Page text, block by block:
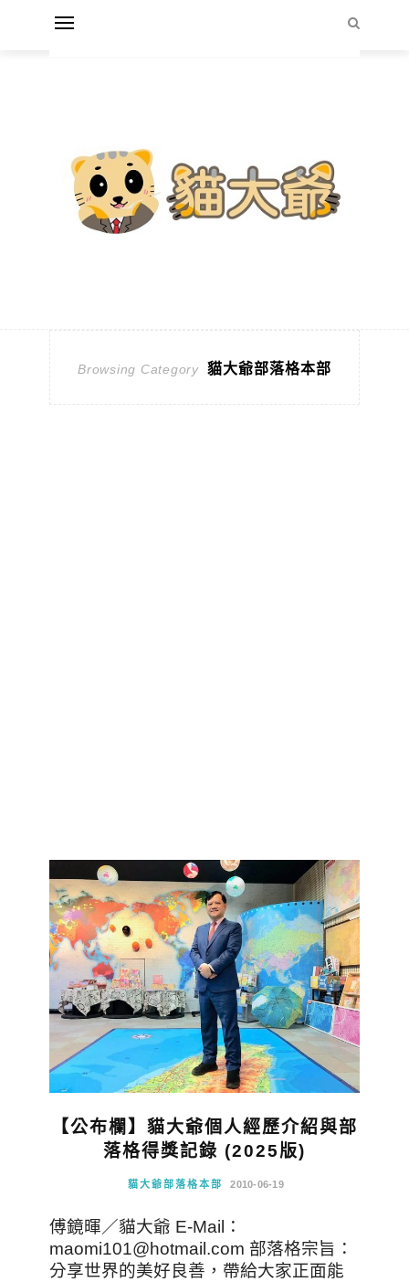
Browsing Category 貓大爺部落格本部
【公布欄】貓大爺個人經歷介紹與部
落格得獎記錄 (2025版)
貓大爺部落格本部 2010-06-19
傅鏡暉／貓大爺 E-Mail：
maomi101@hotmail.com 部落格宗旨：
分享世界的美好良善，帶給大家正面能